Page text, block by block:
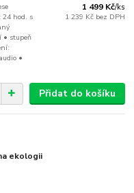
24 hod. s
• stupeň
•
1 499 Kč/ks
1 239 Kč bez DPH
Přidat do košíku
ekologii